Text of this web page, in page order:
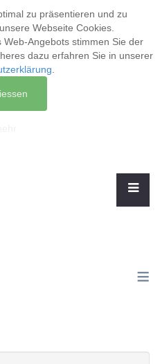
zu präsentieren und zu
Webseite Cookies.
Angebots stimmen Sie der
dazu erfahren Sie in unserer
≡